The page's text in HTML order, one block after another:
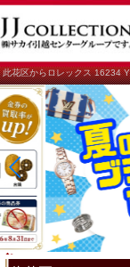
此花区からロレックス 16234